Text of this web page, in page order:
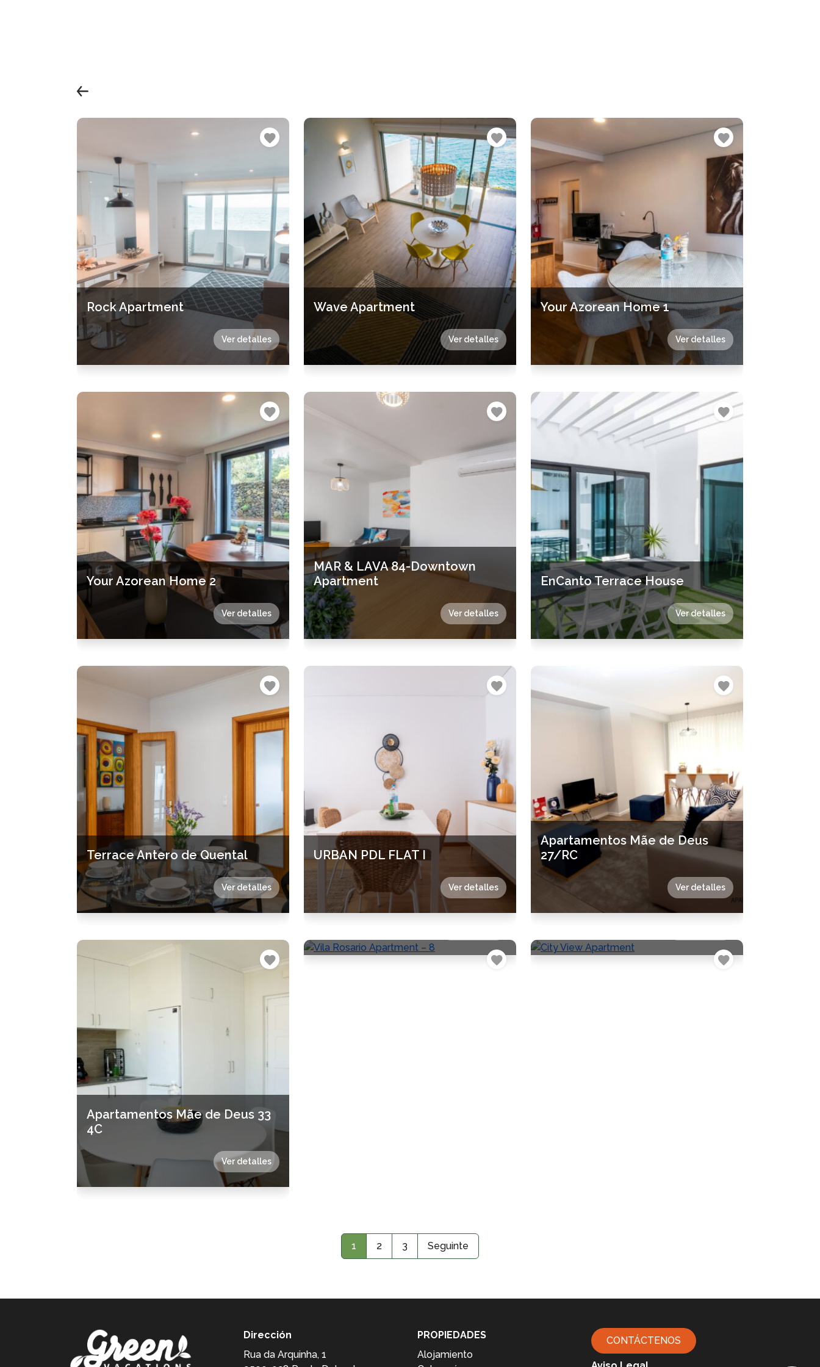
Rock Apartment
Ver detalles
Wave Apartment
Ver detalles
Your Azorean Home 1
Ver detalles
Your Azorean Home 2
Ver detalles
MAR & LAVA 84-Downtown
Apartment
Ver detalles
EnCanto Terrace House
Ver detalles
Terrace Antero de Quental
Ver detalles
URBAN PDL FLAT I
Ver detalles
Apartamentos Mãe de Deus
27/RC
Ver detalles
Apartamentos Mãe de Deus 33
4C
Ver detalles
Vila Rosario Apartment – 8
1 2 3 Seguinte
Dirección
Rua da Arquinha, 1
PROPIEDADES
Alojamiento
CONTÁCTENOS